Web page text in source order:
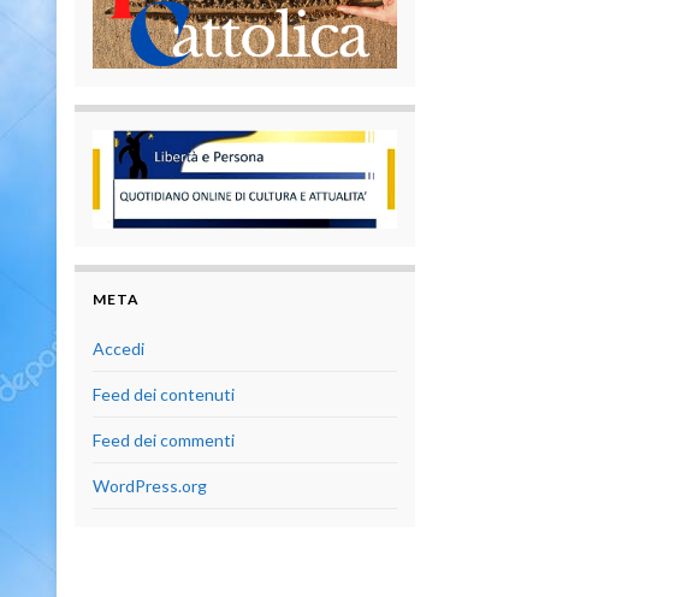
META
Accedi
Feed dei contenuti
Feed dei commenti
WordPress.org